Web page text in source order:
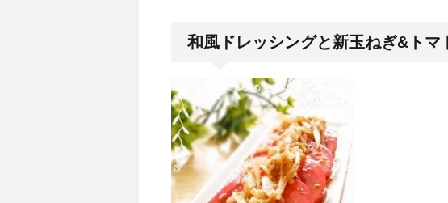
和風ドレッシングと新玉ねぎ&トマ